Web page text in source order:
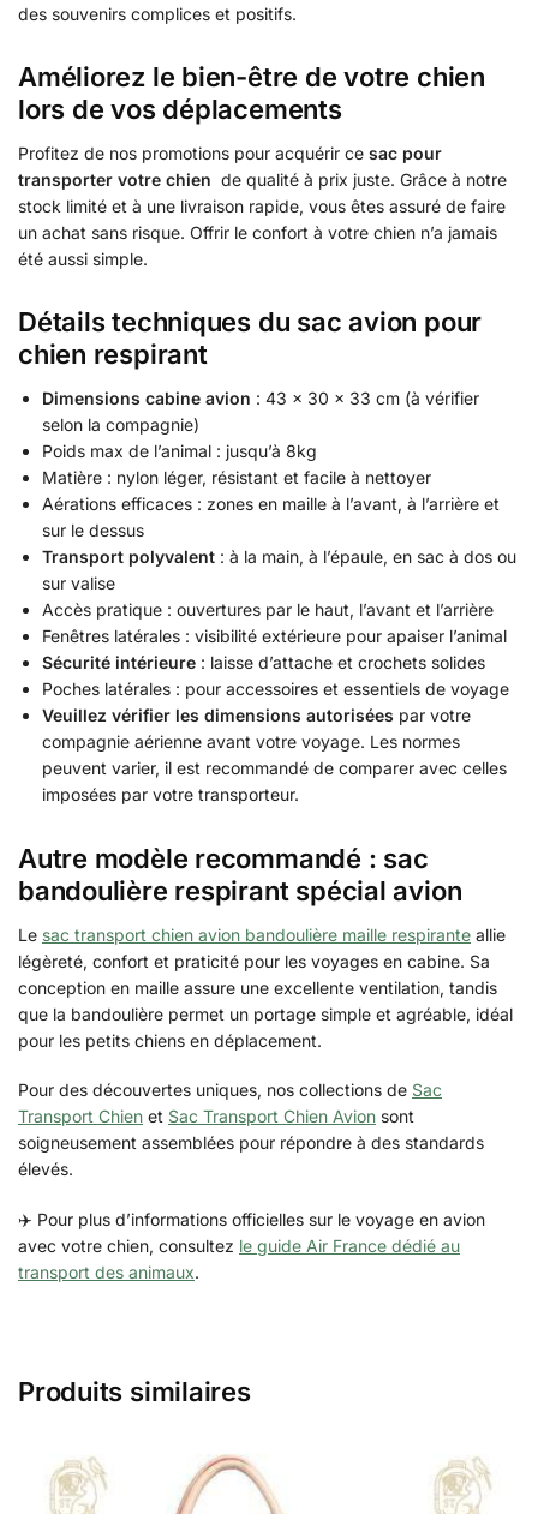
des souvenirs complices et positifs.
Améliorez le bien-être de votre chien
lors de vos déplacements
Profitez de nos promotions pour acquérir ce sac pour
transporter votre chien de qualité à prix juste. Grâce à notre
stock limité et à une livraison rapide, vous êtes assuré de faire
un achat sans risque. Offrir le confort à votre chien n’a jamais
été aussi simple.
Détails techniques du sac avion pour
chien respirant
Dimensions cabine avion : 43 × 30 × 33 cm (à vérifier
selon la compagnie)
Poids max de l’animal : jusqu’à 8kg
Matière : nylon léger, résistant et facile à nettoyer
Aérations efficaces : zones en maille à l’avant, à l’arrière et
sur le dessus
Transport polyvalent : à la main, à l’épaule, en sac à dos ou
sur valise
Accès pratique : ouvertures par le haut, l’avant et l’arrière
Fenêtres latérales : visibilité extérieure pour apaiser l’animal
Sécurité intérieure : laisse d’attache et crochets solides
Poches latérales : pour accessoires et essentiels de voyage
Veuillez vérifier les dimensions autorisées par votre
compagnie aérienne avant votre voyage. Les normes
peuvent varier, il est recommandé de comparer avec celles
imposées par votre transporteur.
Autre modèle recommandé : sac
bandoulière respirant spécial avion
Le sac transport chien avion bandoulière maille respirante allie
légèreté, confort et praticité pour les voyages en cabine. Sa
conception en maille assure une excellente ventilation, tandis
que la bandoulière permet un portage simple et agréable, idéal
pour les petits chiens en déplacement.
Pour des découvertes uniques, nos collections de Sac
Transport Chien et Sac Transport Chien Avion sont
soigneusement assemblées pour répondre à des standards
élevés.
✈️ Pour plus d’informations officielles sur le voyage en avion
avec votre chien, consultez le guide Air France dédié au
transport des animaux.
Produits similaires